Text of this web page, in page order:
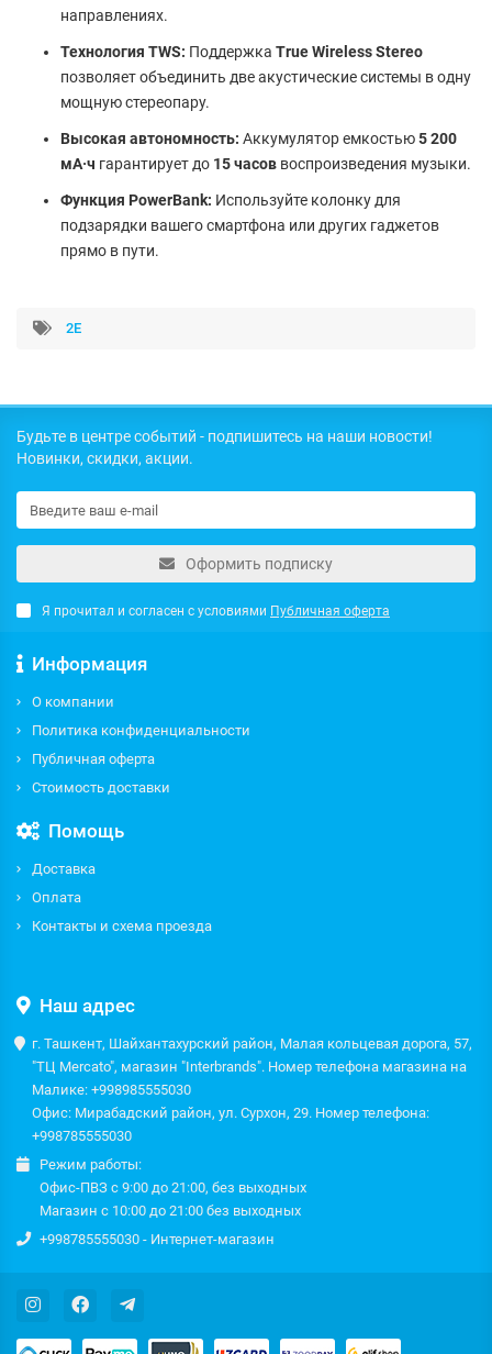
направлениях.
Технология TWS: Поддержка True Wireless Stereo
позволяет объединить две акустические системы в одну
мощную стереопару.
Высокая автономность: Аккумулятор емкостью5 200
мА·ч гарантирует до 15 часов воспроизведения музыки.
Функция PowerBank: Используйте колонку для
подзарядки вашего смартфона или других гаджетов
прямо в пути.
2E
Будьте в центре событий - подпишитесь на наши новости!
Новинки, скидки, акции.
Оформить подписку
Я прочитал и согласен с условиями Публичная оферта
Информация
О компании
Политика конфиденциальности
Публичная оферта
Стоимость доставки
Помощь
Доставка
Оплата
Контакты и схема проезда
Наш адрес
г. Ташкент, Шайхантахурский район, Малая кольцевая дорога, 57,
"ТЦ Mercato", магазин "Interbrands". Номер телефона магазина на
Малике: +998985555030
Офис: Мирабадский район, ул. Сурхон, 29. Номер телефона:
+998785555030
Режим работы:
Офис-ПВЗ с 9:00 до 21:00, без выходных
Магазин с 10:00 до 21:00 без выходных
+998785555030 - Интернет-магазин